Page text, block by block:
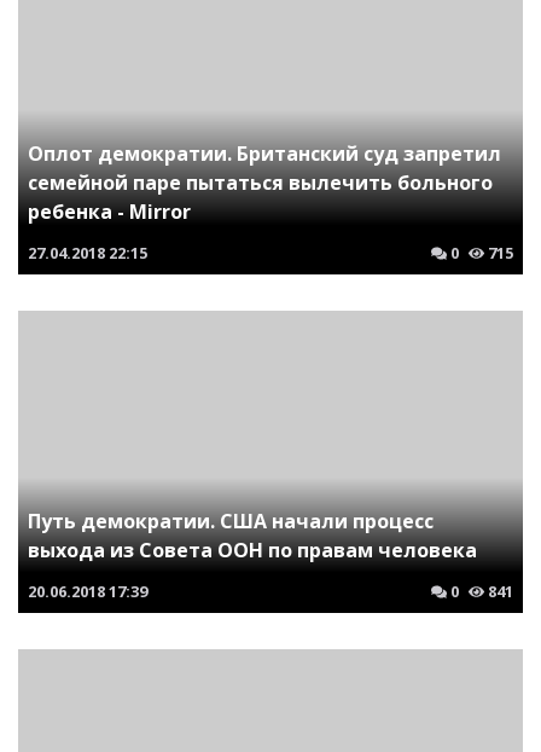
Оплот демократии. Британский суд запретил
семейной паре пытаться вылечить больного
ребенка - Mirror
27.04.2018 22:15 0 715
Путь демократии. США начали процесс
выхода из Совета ООН по правам человека
20.06.201817:39 0 841